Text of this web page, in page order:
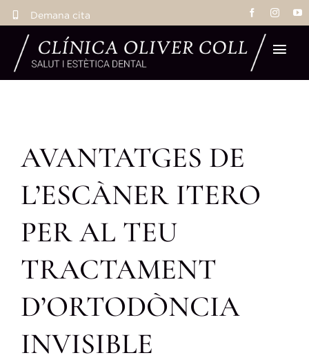
Skip
content
Demana cita
AVANTATGES DE
L’ESCÀNER ITERO
PER AL TEU
TRACTAMENT
D’ORTODÒNCIA
INVISIBLE